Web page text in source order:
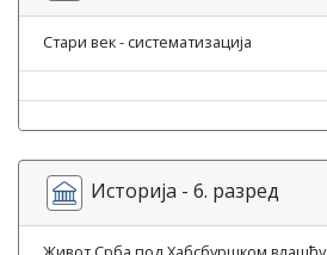
Стари век - систематизација
Историја - 6. разред